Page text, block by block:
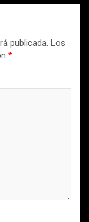
publicada. Los
*